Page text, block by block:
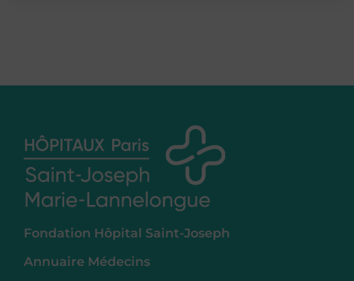
Fondation Hôpital Saint-Joseph
Annuaire Médecins